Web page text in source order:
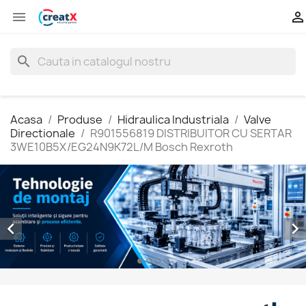
 
search
Acasa Produse Hidraulica Industriala
Valve
Directionale
R901556819 DISTRIBUITOR CU SERTAR
3WE10B5X/EG24N9K72L/M Bosch Rexroth
 